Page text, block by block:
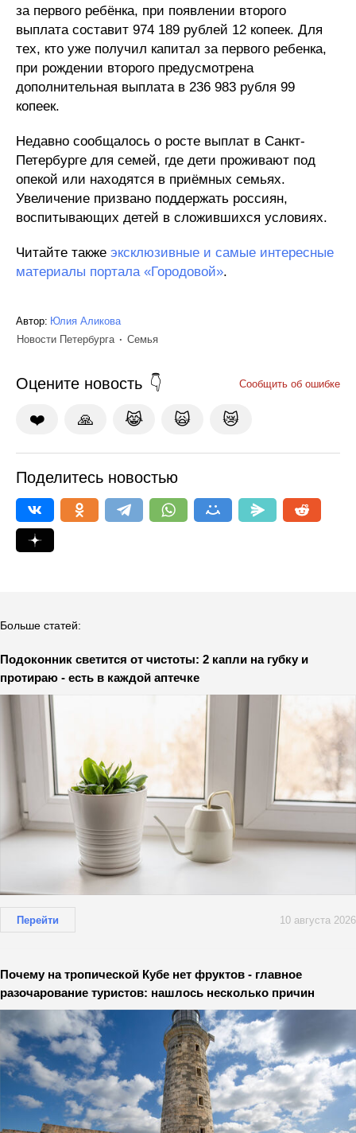
за первого ребёнка, при появлении второго
выплата составит 974 189 рублей 12 копеек. Для
тех, кто уже получил капитал за первого ребенка,
при рождении второго предусмотрена
дополнительная выплата в 236 983 рубля 99
копеек.
Недавно сообщалось о росте выплат в Санкт-
Петербурге для семей, где дети проживают под
опекой или находятся в приёмных семьях.
Увеличение призвано поддержать россиян,
воспитывающих детей в сложившихся условиях.
Читайте также эксклюзивные и самые интересные
материалы портала «Городовой».
Автор: Юлия Аликова
Новости Петербурга
Семья
Оцените новость Сообщить об ошибке
❤️ 🙏 😹 🙀 😿
Поделитесь новостью
Больше статей:
Подоконник светится от чистоты: 2 капли на губку и
протираю - есть в каждой аптечке
Перейти 10 августа 2026
Почему на тропической Кубе нет фруктов - главное
разочарование туристов: нашлось несколько причин